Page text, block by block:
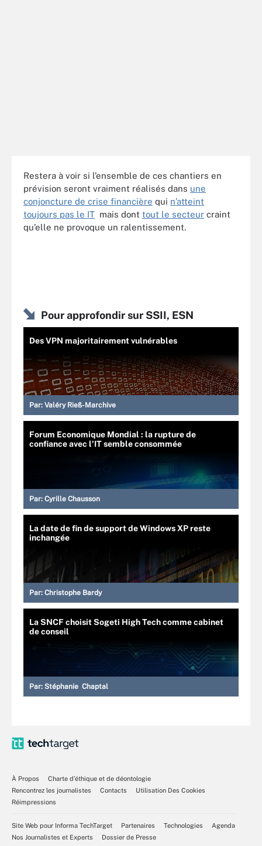
Restera à voir si l’ensemble de ces chantiers en
prévision seront vraiment réalisés dans une
conjoncture de crise financière qui n’atteint
toujours pas le IT mais dont tout le secteur craint
qu’elle ne provoque un ralentissement.
Pour approfondir sur SSII, ESN
Des VPN majoritairement vulnérables
Par: Valéry Rieß-Marchive
Forum Economique Mondial : la rupture de
confiance avec l'IT semble consommée
Par: Cyrille Chausson
La date de fin de support de Windows XP reste
inchangée
Par: Christophe Bardy
La SNCF choisit Sogeti High Tech comme cabinet
de conseil
Par: Stéphanie Chaptal
À Propos
Charte d’éthique et de déontologie
Rencontrez les journalistes
Contacts
Utilisation Des Cookies
Réimpressions
Site Web pour Informa TechTarget Partenaires Technologies
Agenda
Nos Journalistes et Experts
Dossier de Presse